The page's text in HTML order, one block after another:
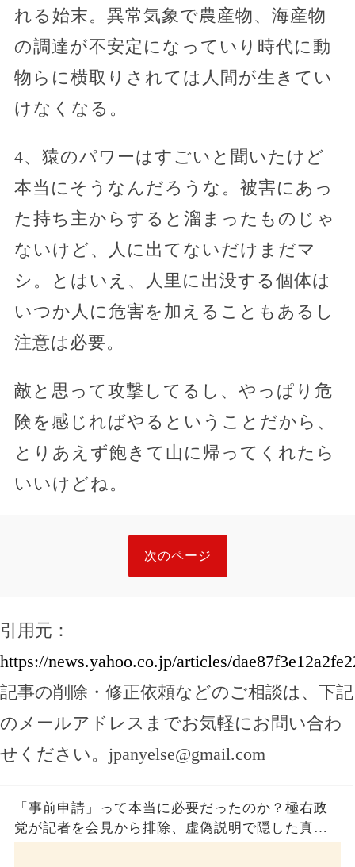
れる始末。異常気象で農産物、海産物
の調達が不安定になっていり時代に動
物らに横取りされては人間が生きてい
けなくなる。
4、猿のパワーはすごいと聞いたけど
本当にそうなんだろうな。被害にあっ
た持ち主からすると溜まったものじゃ
ないけど、人に出てないだけまだマ
シ。とはいえ、人里に出没する個体は
いつか人に危害を加えることもあるし
注意は必要。
敵と思って攻撃してるし、やっぱり危
険を感じればやるということだから、
とりあえず飽きて山に帰ってくれたら
いいけどね。
次のページ
引用元：
https://news.yahoo.co.jp/articles/
記事の削除・修正依頼などのご相談は、下記
のメールアドレスまでお気軽にお問い合わ
せください。 jpanyelse@gmail.com
「事前申請」って本当に必要だったのか？極右政
党が記者を会見から排除、虚偽説明で隠した真実